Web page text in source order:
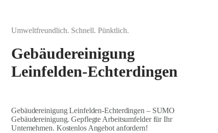
Umweltfreundlich. Schnell. Pünktlich.
Gebäudereinigung
Leinfelden-Echterdingen
Gebäudereinigung Leinfelden-Echterdingen – SUMO
Gebäudereinigung. Gepflegte Arbeitsumfelder für Ihr
Unternehmen. Kostenlos Angebot anfordern!